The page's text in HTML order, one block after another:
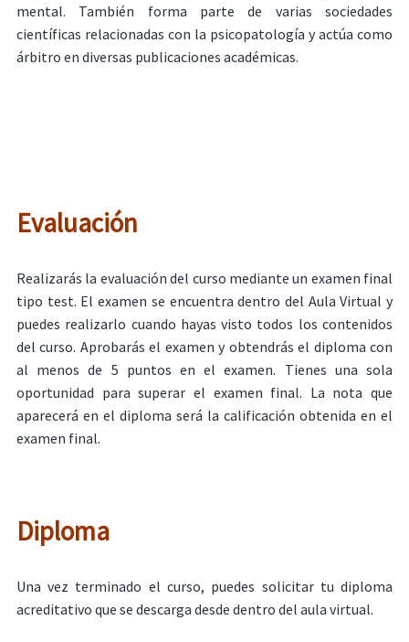
mental. También forma parte de varias sociedades
científicas relacionadas con la psicopatología y actúa como
árbitro en diversas publicaciones académicas.
Evaluación
Realizarás la evaluación del curso mediante un examen final
tipo test. El examen se encuentra dentro del Aula Virtual y
puedes realizarlo cuando hayas visto todos los contenidos
del curso. Aprobarás el examen y obtendrás el diploma con
al menos de 5 puntos en el examen. Tienes una sola
oportunidad para superar el examen final. La nota que
aparecerá en el diploma será la calificación obtenida en el
examen final.
Diploma
Una vez terminado el curso, puedes solicitar tu diploma
acreditativo que se descarga desde dentro del aula virtual.